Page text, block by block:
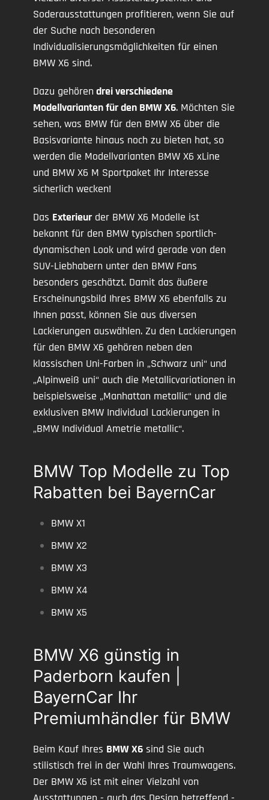
Soderausstattungen profitieren, wenn Sie auf
der Suche nach besonderen
Individualisierungsmöglichkeiten für einen
BMW X6 sind.
Dazu gehören drei verschiedene
Modellvarianten für den BMW X6. Möchten Sie
sehen, was BMW für den BMW X6 über die
Basisvariante hinaus noch zu bieten hat, so
werden die Modellvarianten BMW X6 xLine
und BMW X6 M Sportpaket Ihr Interesse
sicherlich wecken!
Das Exterieur der BMW X6 Modelle ist
bekannt für den BMW typischen sportlich-
dynamischen Look und wird gerade von den
SUV-Liebhabern unter den BMW Fans
besonders geschätzt. Damit das äußere
Erscheinungsbild Ihres BMW X6 ebenfalls zu
Ihnen passt, können Sie aus diversen
Lackierungen auswählen. Zu den Lackierungen
für den BMW X6 gehören neben den
klassischen Uni-Farben in „Schwarz uni“ und
„Alpinweiß uni“ auch die Metallicvariationen in
beispielsweise „Manhattan metallic“ und die
exklusiven BMW Individual Lackierungen in
„BMW Individual Ametrie metallic“.
BMW Top Modelle zu Top
Rabatten bei BayernCar
BMW X1
BMW X2
BMW X3
BMW X4
BMW X5
BMW X6 günstig in
Paderborn kaufen |
BayernCar Ihr
Premiumhändler für BMW
Beim Kauf Ihres BMW X6 sind Sie auch
stilistisch frei in der Wahl Ihres Traumwagens.
Der BMW X6 ist mit einer Vielzahl von